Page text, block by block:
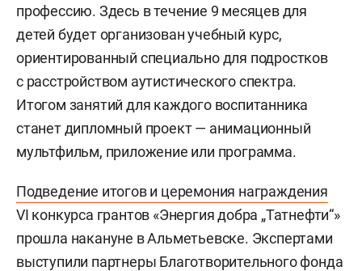
профессию. Здесь в течение 9 месяцев для
детей будет организован учебный курс,
ориентированный специально для подростков
с расстройством аутистического спектра.
Итогом занятий для каждого воспитанника
станет дипломный проект — анимационный
мультфильм, приложение или программа.
Подведение итогов и церемония награждения
VI конкурса грантов «Энергия добра „Татнефти“»
прошла накануне в Альметьевске. Экспертами
выступили партнеры Благотворительного фонда